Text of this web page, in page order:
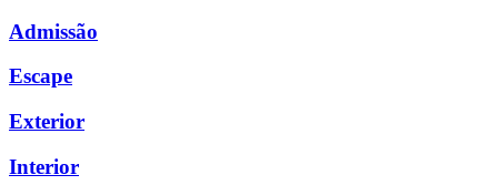
Admissão
Escape
Exterior
Interior